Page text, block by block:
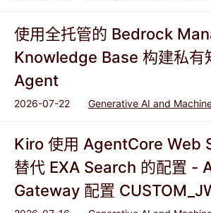
使用全托管的 Bedrock
Knowledge Base 构建私有
Agent
2026-07-22 Generative AI and
Kiro 使用 AgentCore Web
替代 EXA Search 的配置 -
Gateway 配置